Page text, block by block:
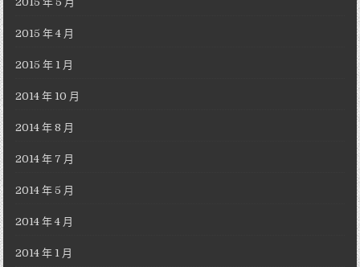
2015 年 4 月
2015 年 1 月
2014 年 10 月
2014 年 8 月
2014 年 7 月
2014 年 5 月
2014 年 4 月
2014 年 1 月